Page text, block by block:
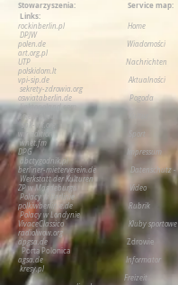
Stowarzyszenia:
Service map:
Links:
rockinberlin.pl Home
DPJW
polen.de
Wiadomości
art.org.pl
UTP
Nachrichten
polskidom.lt
vpi-sip.de
Aktualności
sekrety-zdrowia.org
oswiataberlin.de
Pogoda
linktopoland.com
polen-pl.eu
spk-int.org
wir-edition
Sport
wnet.fm
DPG
Impressum
abctygodnik.pl
berliner-mieterverein.de
Datenschutz -
Werkstatt der Kulturen
ZP w Magdeburgu
Video
Polacy w Berlinie
polkiwberlinie.de
Rubrik
Polacy w Londynie
VivaceClassico Kluby sportowe
radiolwow.org
dpgsa.de
Zdrowie
Porta Polonica
agsa.de
Informator
kresy.pl
Freizeit